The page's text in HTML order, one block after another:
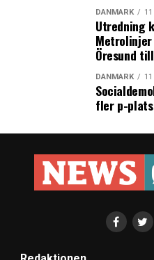
DANMARK
Utredning
Metrolinjer
Öresund
DANMARK
fler p-